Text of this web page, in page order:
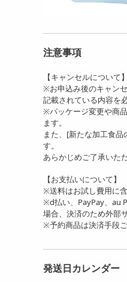
注意事項
【キャンセルについて】
※お申込み後のキャン
記載されている内容を
※パッケージ変更や商
ます。
また、[新たな加工食
す。
あらかじめご了承いた
【お支払いについて】
※送料はお試し費用に含
※d払い、PayPay、au
場合、決済のため外部
※予約商品は決済手段
発送日カレンダー